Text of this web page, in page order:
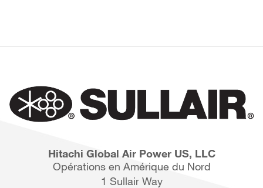
Hitachi Global Air Power US, LLC
Opérations en Amérique du Nord
1 Sullair Way